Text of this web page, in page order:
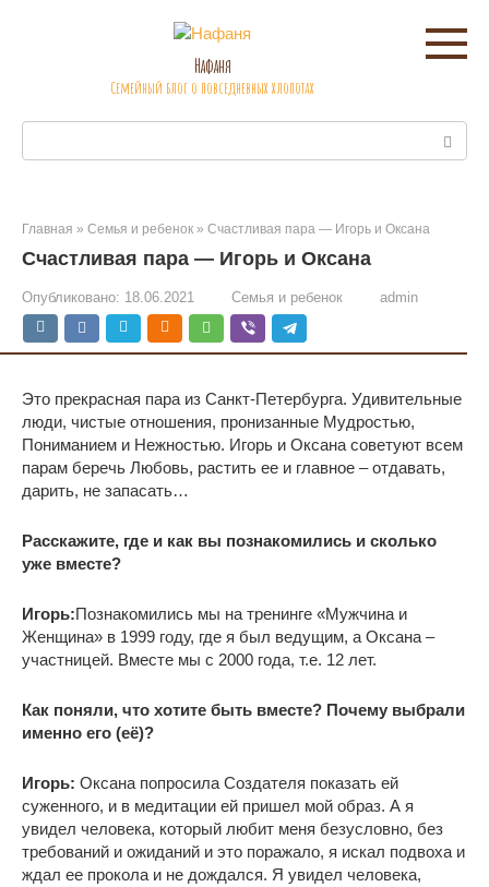
Нафаня
Семейный блог о повседневных хлопотах
Главная » Семья и ребенок » Счастливая пара — Игорь и Оксана
Счастливая пара — Игорь и Оксана
Опубликовано: 18.06.2021 Семья и ребенок admin
Это прекрасная пара из Санкт-Петербурга. Удивительные
люди, чистые отношения, пронизанные Мудростью,
Пониманием и Нежностью. Игорь и Оксана советуют всем
парам беречь Любовь, растить ее и главное – отдавать,
дарить, не запасать…
Расскажите, где и как вы познакомились и сколько
уже вместе?
Игорь:Познакомились мы на тренинге «Мужчина и
Женщина» в 1999 году, где я был ведущим, а Оксана –
участницей. Вместе мы с 2000 года, т.е. 12 лет.
Как поняли, что хотите быть вместе? Почему выбрали
именно его (её)?
Игорь: Оксана попросила Создателя показать ей
суженного, и в медитации ей пришел мой образ. А я
увидел человека, который любит меня безусловно, без
требований и ожиданий и это поражало, я искал подвоха и
ждал ее прокола и не дождался. Я увидел человека,